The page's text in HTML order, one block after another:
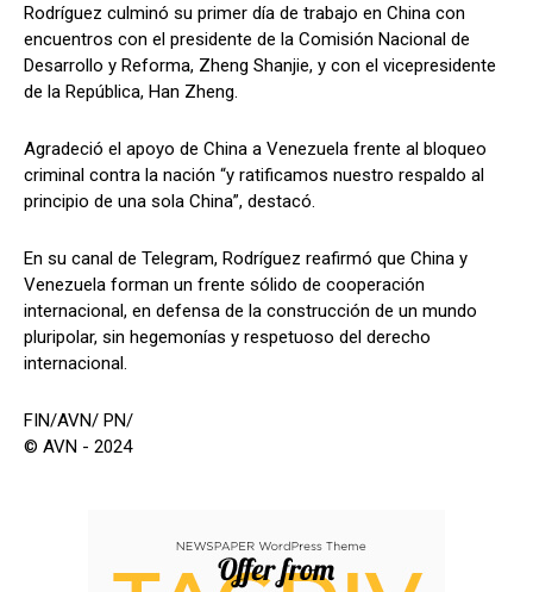
Rodríguez culminó su primer día de trabajo en China con
encuentros con el presidente de la Comisión Nacional de
Desarrollo y Reforma, Zheng Shanjie, y con el vicepresidente
de la República, Han Zheng.
Agradeció el apoyo de China a Venezuela frente al bloqueo
criminal contra la nación “y ratificamos nuestro respaldo al
principio de una sola China”, destacó.
En su canal de Telegram, Rodríguez reafirmó que China y
Venezuela forman un frente sólido de cooperación
internacional, en defensa de la construcción de un mundo
pluripolar, sin hegemonías y respetuoso del derecho
internacional.
FIN/AVN/ PN/
© AVN - 2024